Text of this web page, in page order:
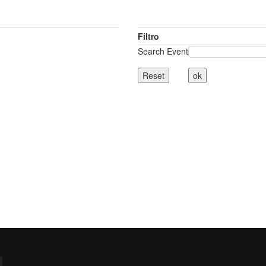
Filtro
Search Event